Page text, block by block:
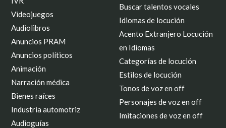
Videojuegos
Audiolibros
Anuncios PRAM
Anuncios políticos
Animación
Narración médica
Bienes raíces
Industria automotriz
Audioguías
Buscar talentos vocales
Idiomas de locución
Acento Extranjero Locución
en Idiomas
Categorías de locución
Estilos de locución
Tonos de voz en off
Personajes de voz en off
Imitaciones de voz en off